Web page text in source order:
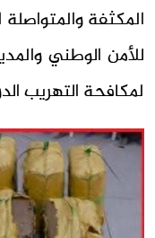
المكثفة
للأمن الوطني
لمكافحة التهريب